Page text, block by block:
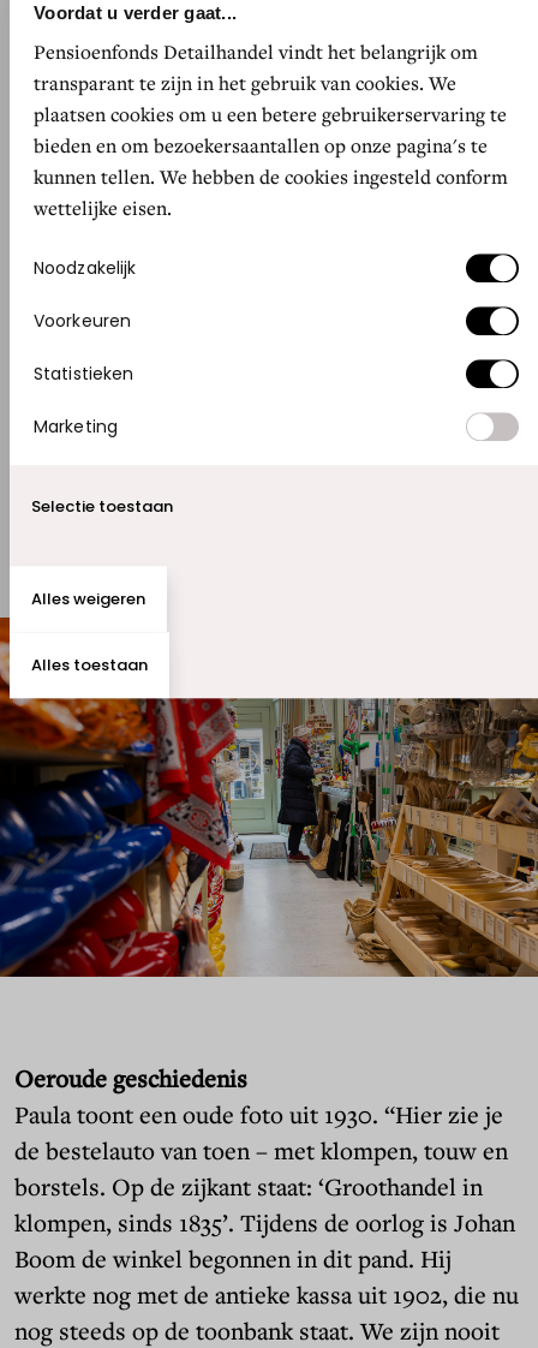
Voordat u verder gaat...
Pensioenfonds Detailhandel vindt het belangrijk om
transparant te zijn in het gebruik van cookies. We
plaatsen cookies om u een betere gebruikerservaring te
bieden en om bezoekersaantallen op onze pagina's te
kunnen tellen. We hebben de cookies ingesteld conform
wettelijke eisen.
Toestemmingsselectie
Noodzakelijk
Voorkeuren
Statistieken
Marketing
Alles toestaan
Selectie toestaan
Alles weigeren
dag komen klanten uit binnen- én buitenland.
“Toeristen lopen hier het hele jaar door binnen.
En trouwe klanten komen maandelijks hun
favoriete producten aanvullen. Online kan ook,
maar het merendeel kiest voor de fysieke winkel
– veel producten hebben uitleg nodig.”
Uniek assortiment
Sommige artikelen zijn nergens anders te
vinden. “Onze glazenwassersbenodigdheden van
het merk Unger verkopen wij als enige winkel
ter wereld. Veel klanten vragen specifiek om
Oeroude geschiedenis
Paula toont een oude foto uit 1930. “Hier zie je
de bestelauto van toen – met klompen, touw en
borstels. Op de zijkant staat: ‘Groothandel in
klompen, sinds 1835’. Tijdens de oorlog is Johan
Boom de winkel begonnen in dit pand. Hij
werkte nog met de antieke kassa uit 1902, die nu
nog steeds op de toonbank staat. We zijn nooit